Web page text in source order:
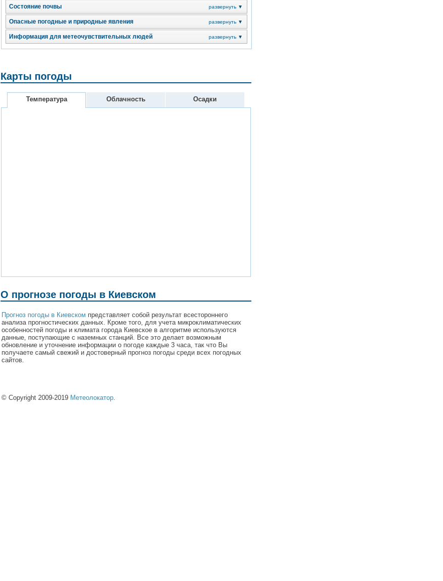
Состояние почвы развернуть ▼
Опасные погодные и природные явления развернуть ▼
Информация для метеочувствительных людей развернуть ▼
Карты погоды
Температура Облачность Осадки
О прогнозе погоды в Киевском
Прогноз погоды в Киевском представляет собой результат всестороннего
анализа прогностических данных. Кроме того, для учета микроклиматических
особенностей погоды и климата города Киевское в алгоритме используются
данные, поступающие с наземных станций. Все это делает возможным
обновление и уточнение информации о погоде каждые 3 часа, так что Вы
получаете самый свежий и достоверный прогноз погоды среди всех погодных
сайтов.
© Copyright 2009-2019 Метеолокатор